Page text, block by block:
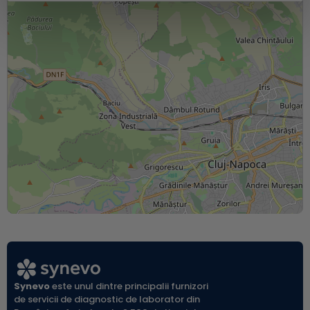
Synevoeste unul dintre principalii furnizori
de servicii de diagnostic de laborator din